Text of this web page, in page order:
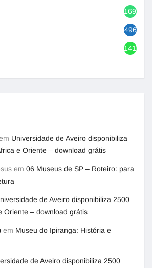
1692
496
1416
Universidade de Aveiro disponibiliza
e Oriente – download grátis
em 06 Museus de SP – Roteiro: para
de Aveiro disponibiliza 2500
Oriente – download grátis
em Museu do Ipiranga: História e
de Aveiro disponibiliza 2500